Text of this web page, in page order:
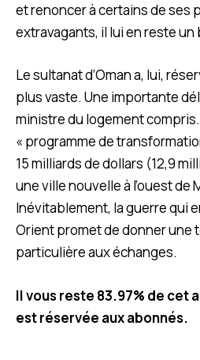
et renoncer à certains de ses
extravagants, il lui en reste un
Le sultanat d’Oman a, lui,
plus vaste. Une importante
ministre du logement
« programme de
15 milliards de dollars (12,9
une ville nouvelle à l’ouest de
Inévitablement, la guerre qui
Orient promet de donner une
particulière aux échanges.
Il vous reste 83.97% de cet
est réservée aux abonnés.